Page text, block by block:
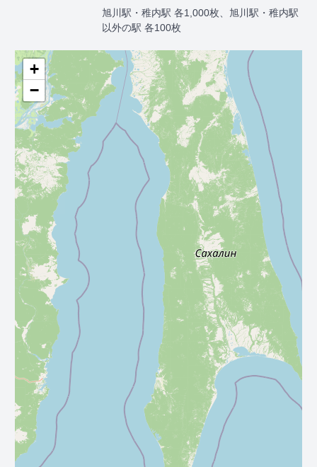
旭川駅・稚内駅 各1,000枚、旭川駅・稚内駅
以外の駅 各100枚
+
−